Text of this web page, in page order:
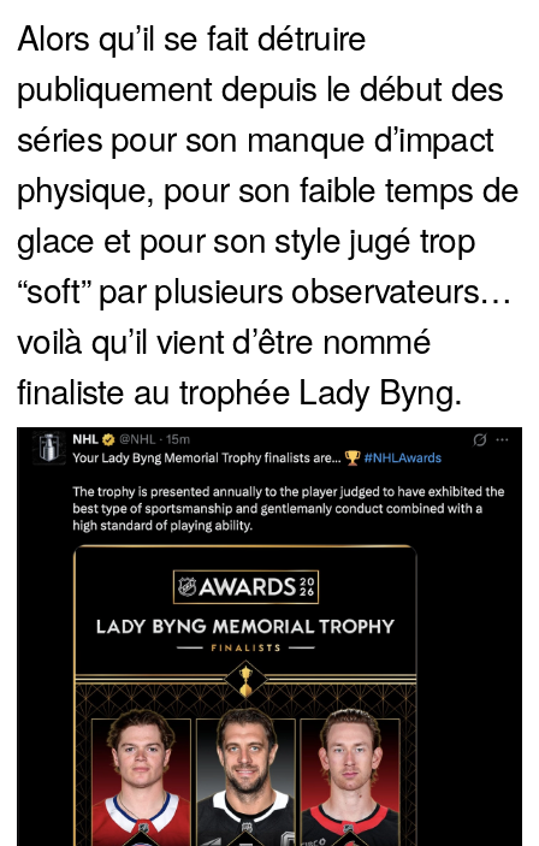
Alors qu’il se fait détruire
publiquement depuis le début des
séries pour son manque d’impact
physique, pour son faible temps de
glace et pour son style jugé trop
“soft” par plusieurs observateurs…
voilà qu’il vient d’être nommé
finaliste au trophée Lady Byng.